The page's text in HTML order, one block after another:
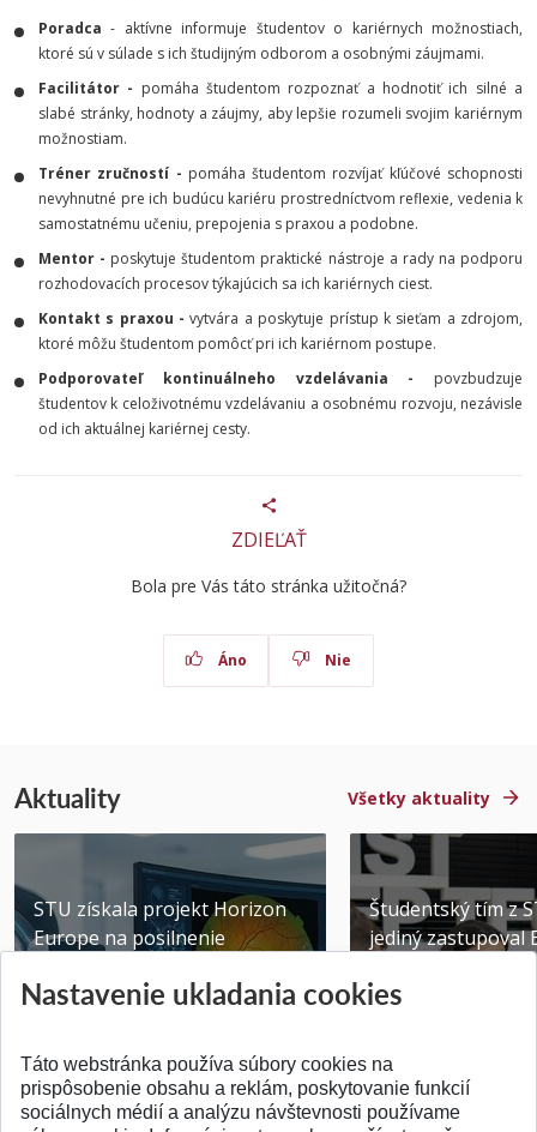
Poradca - aktívne informuje študentov o kariérnych možnostiach,
ktoré sú v súlade s ich študijným odborom a osobnými záujmami.
Facilitátor - pomáha študentom rozpoznať a hodnotiť ich silné a
slabé stránky, hodnoty a záujmy, aby lepšie rozumeli svojim kariérnym
možnostiam.
Tréner zručností - pomáha študentom rozvíjať kľúčové schopnosti
nevyhnutné pre ich budúcu kariéru prostredníctvom reflexie, vedenia k
samostatnému učeniu, prepojenia s praxou a podobne.
Mentor - poskytuje študentom praktické nástroje a rady na podporu
rozhodovacích procesov týkajúcich sa ich kariérnych ciest.
Kontakt s praxou -vytvára a poskytuje prístup k sieťam a zdrojom,
ktoré môžu študentom pomôcť pri ich kariérnom postupe.
Podporovateľ kontinuálneho vzdelávania - povzbudzuje
študentov k celoživotnému vzdelávaniu a osobnému rozvoju, nezávisle
od ich aktuálnej kariérnej cesty.
ZDIEĽAŤ
Bola pre Vás táto stránka užitočná?
Áno Nie
Aktuality Všetky aktuality
STU získala projekt Horizon
Europe na posilnenie
Publikované 31.07.2026
Študentský tím z
jediný zastupoval
Publikované
Nastavenie ukladania cookies
Táto webstránka používa súbory cookies na
prispôsobenie obsahu a reklám, poskytovanie funkcií
sociálnych médií a analýzu návštevnosti používame